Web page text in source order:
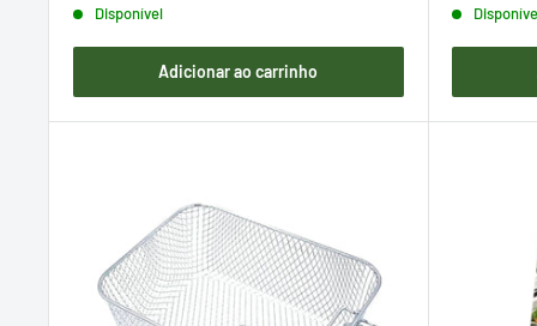
Disponível
Adicionar ao carrinho